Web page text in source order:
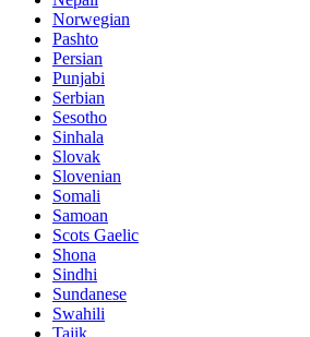
Norwegian
Pashto
Persian
Punjabi
Serbian
Sesotho
Sinhala
Slovak
Slovenian
Somali
Samoan
Scots Gaelic
Shona
Sindhi
Sundanese
Swahili
Tajik